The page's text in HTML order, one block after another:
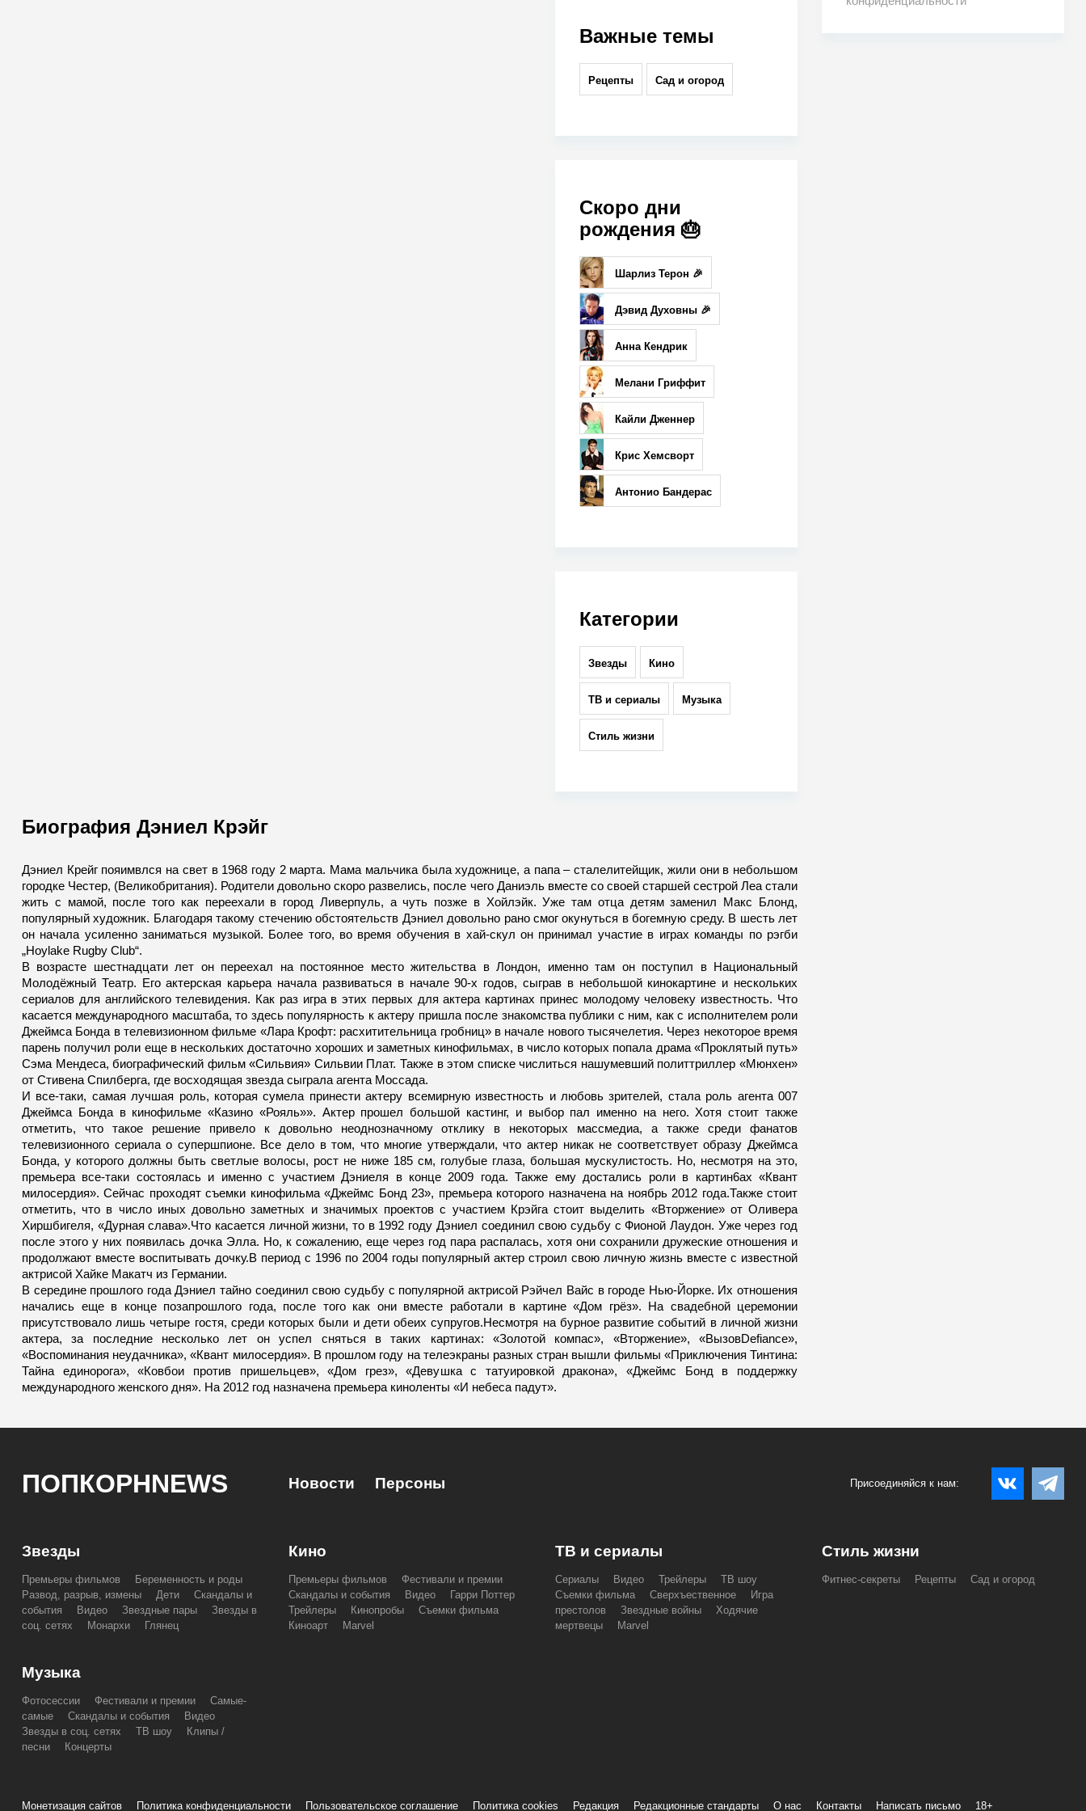
Важные темы
Рецепты Сад и огород
Скоро дни
рождения 🎂
Шарлиз Терон 🎉
Дэвид Духовны 🎉
Анна Кендрик
Мелани Гриффит
Кайли Дженнер
Крис Хемсворт
Антонио Бандерас
Категории
Звезды Кино
ТВ и сериалы Музыка
Стиль жизни
Биография Дэниел Крэйг
Дэниел Крейг пояимвлся на свет в 1968 году 2 марта. Мама мальчика была художнице, а папа – сталелитейщик, жили они в небольшом
городке Честер, (Великобритания). Родители довольно скоро развелись, после чего Даниэль вместе со своей старшей сестрой Леа стали
жить с мамой, после того как переехали в город Ливерпуль, а чуть позже в Хойлэйк. Уже там отца детям заменил Макс Блонд,
популярный художник. Благодаря такому стечению обстоятельств Дэниел довольно рано смог окунуться в богемную среду. В шесть лет
он начала усиленно заниматься музыкой. Более того, во время обучения в хай-скул он принимал участие в играх команды по рэгби
„Hoylake Rugby Club“.
В возрасте шестнадцати лет он переехал на постоянное место жительства в Лондон, именно там он поступил в Национальный
Молодёжный Театр. Его актерская карьера начала развиваться в начале 90-х годов, сыграв в небольшой кинокартине и нескольких
сериалов для английского телевидения. Как раз игра в этих первых для актера картинах принес молодому человеку известность. Что
касается международного масштаба, то здесь популярность к актеру пришла после знакомства публики с ним, как с исполнителем роли
Джеймса Бонда в телевизионном фильме «Лара Крофт: расхитительница гробниц» в начале нового тысячелетия. Через некоторое время
парень получил роли еще в нескольких достаточно хороших и заметных кинофильмах, в число которых попала драма «Проклятый путь»
Сэма Мендеса, биографический фильм «Сильвия» Сильвии Плат. Также в этом списке числиться нашумевший политтриллер «Мюнхен»
от Стивена Спилберга, где восходящая звезда сыграла агента Моссада.
И все-таки, самая лучшая роль, которая сумела принести актеру всемирную известность и любовь зрителей, стала роль агента 007
Джеймса Бонда в кинофильме «Казино «Рояль»». Актер прошел большой кастинг, и выбор пал именно на него. Хотя стоит также
отметить, что такое решение привело к довольно неоднозначному отклику в некоторых массмедиа, а также среди фанатов
телевизионного сериала о супершпионе. Все дело в том, что многие утверждали, что актер никак не соответствует образу Джеймса
Бонда, у которого должны быть светлые волосы, рост не ниже 185 см, голубые глаза, большая мускулистость. Но, несмотря на это,
премьера все-таки состоялась и именно с участием Дэниеля в конце 2009 года. Также ему достались роли в картин6ах «Квант
милосердия». Сейчас проходят съемки кинофильма «Джеймс Бонд 23», премьера которого назначена на ноябрь 2012 года.Также стоит
отметить, что в число иных довольно заметных и значимых проектов с участием Крэйга стоит выделить «Вторжение» от Оливера
Хиршбигеля, «Дурная слава».Что касается личной жизни, то в 1992 году Дэниел соединил свою судьбу с Фионой Лаудон. Уже через год
после этого у них появилась дочка Элла. Но, к сожалению, еще через год пара распалась, хотя они сохранили дружеские отношения и
продолжают вместе воспитывать дочку.В период с 1996 по 2004 годы популярный актер строил свою личную жизнь вместе с известной
актрисой Хайке Макатч из Германии.
В середине прошлого года Дэниел тайно соединил свою судьбу с популярной актрисой Рэйчел Вайс в городе Нью-Йорке. Их отношения
начались еще в конце позапрошлого года, после того как они вместе работали в картине «Дом грёз». На свадебной церемонии
присутствовало лишь четыре гостя, среди которых были и дети обеих супругов.Несмотря на бурное развитие событий в личной жизни
актера, за последние несколько лет он успел сняться в таких картинах: «Золотой компас», «Вторжение», «ВызовDefiance»,
«Воспоминания неудачника», «Квант милосердия». В прошлом году на телеэкраны разных стран вышли фильмы «Приключения Тинтина:
Тайна единорога», «Ковбои против пришельцев», «Дом грез», «Девушка с татуировкой дракона», «Джеймс Бонд в поддержку
международного женского дня». На 2012 год назначена премьера киноленты «И небеса падут».
ПОПКОРНNEWS Новости Персоны Присоединяйся к нам:
Звезды
Премьеры фильмов
Беременность и роды
Развод, разрыв, измены
Дети
Скандалы и
события
Видео Звездные пары
Звезды в
соц. сетях
Монархи Глянец
Кино
Премьеры фильмов
Фестивали и премии
Скандалы и события
Видео
Гарри Поттер
Трейлеры
Кинопробы
Съемки фильма
Киноарт
Marvel
ТВ и сериалы
Сериалы Видео Трейлеры
ТВ шоу
Съемки фильма
Сверхъественное
Игра
престолов
Звездные войны
Ходячие
мертвецы
Marvel
Стиль жизни
Фитнес-секреты Рецепты Сад и огород
Музыка
Фотосессии Фестивали и премии
Самые-
самые
Скандалы и события
Видео
Звезды в соц. сетях
ТВ шоу
Клипы /
песни
Концерты
Монетизация сайтов Политика конфиденциальности Пользовательское соглашение Политика cookies Редакция Редакционные стандарты О нас Контакты Написать письмо 18+